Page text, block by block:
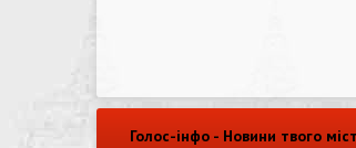
Голос-інфо - Новини твого